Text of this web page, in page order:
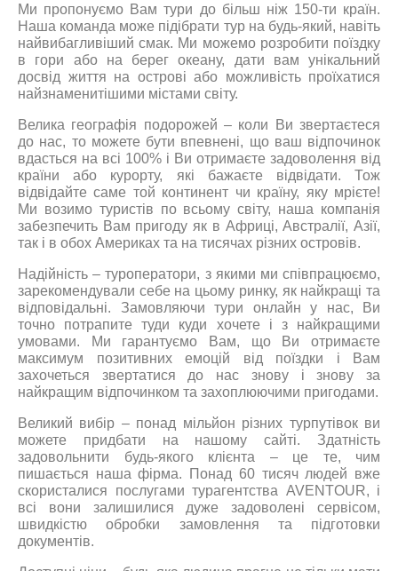
Ми пропонуємо Вам тури до більш ніж 150-ти країн.
Наша команда може підібрати тур на будь-який, навіть
найвибагливіший смак. Ми можемо розробити поїздку
в гори або на берег океану, дати вам унікальний
досвід життя на острові або можливість проїхатися
найзнаменитішими містами світу.
Велика географія подорожей – коли Ви звертаєтеся
до нас, то можете бути впевнені, що ваш відпочинок
вдасться на всі 100% і Ви отримаєте задоволення від
країни або курорту, які бажаєте відвідати. Тож
відвідайте саме той континент чи країну, яку мрієте!
Ми возимо туристів по всьому світу, наша компанія
забезпечить Вам пригоду як в Африці, Австралії, Азії,
так і в обох Америках та на тисячах різних островів.
Надійність – туроператори, з якими ми співпрацюємо,
зарекомендували себе на цьому ринку, як найкращі та
відповідальні. Замовляючи тури онлайн у нас, Ви
точно потрапите туди куди хочете і з найкращими
умовами. Ми гарантуємо Вам, що Ви отримаєте
максимум позитивних емоцій від поїздки і Вам
захочеться звертатися до нас знову і знову за
найкращим відпочинком та захоплюючими пригодами.
Великий вибір – понад мільйон різних турпутівок ви
можете придбати на нашому сайті. Здатність
задовольнити будь-якого клієнта – це те, чим
пишається наша фірма. Понад 60 тисяч людей вже
скористалися послугами турагентства AVENTOUR, і
всі вони залишилися дуже задоволені сервісом,
швидкістю обробки замовлення та підготовки
документів.